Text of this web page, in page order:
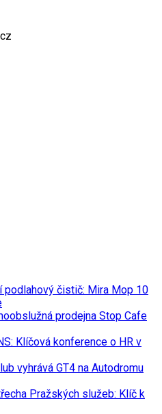
podlahový čistič: Mira Mop 10
prodejna Stop Cafe
Klíčová konference o HR v
vyhrává GT4 na Autodromu
Pražských služeb: Klíč k